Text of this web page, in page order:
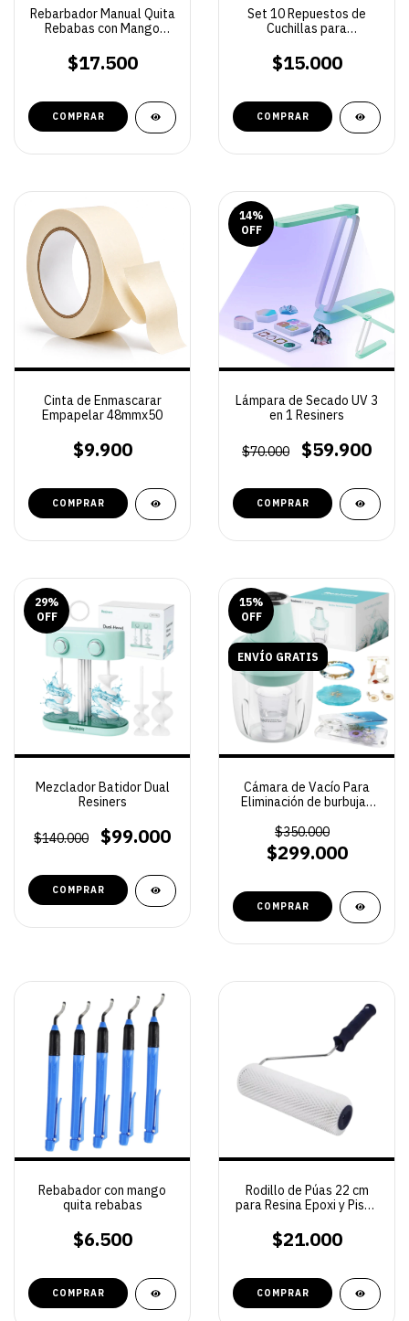
Rebarbador Manual Quita
Rebabas con Mango
$17.500
Set 10 Repuestos de
Cuchillas para
rebabas
$15.000
Cinta de Enmascarar
Empapelar 48mmx50
$9.900
14%
OFF
Lámpara de Secado UV 3
en 1 Resiners
$70.000 $59.900
29%
OFF
Mezclador Batidor Dual
Resiners
$140.000 $99.000
15%
OFF
ENVÍO GRATIS
Cámara de Vacío Para
Eliminación de burbujas
$350.000
$299.000
Rebabador con mango
quita rebabas
$6.500
Rodillo de Púas 22 cm
para Resina Epoxi y Pisos
Ergonómico |
Polipropileno Resistente
$21.000